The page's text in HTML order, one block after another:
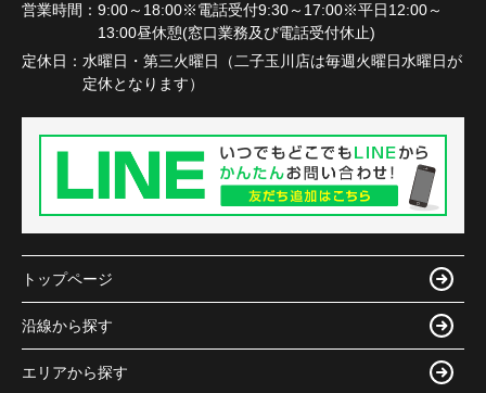
営業時間： 9:00～18:00※電話受付9:30～17:00※平日12:00～
13:00昼休憩(窓口業務及び電話受付休止)
定休日： 水曜日・第三火曜日（二子玉川店は毎週火曜日水曜日が
定休となります）
トップページ
沿線から探す
エリアから探す